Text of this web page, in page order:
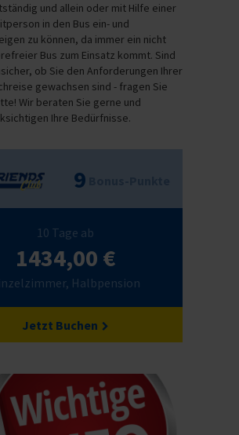
und allein oder mit Hilfe einer
in den Bus ein- und
zu können, da immer ein nicht
Bus zum Einsatz kommt. Sind
ob Sie den Anforderungen Ihrer
gewachsen sind - fragen Sie
Wir beraten Sie gerne und
Ihre Bedürfnisse.
9
10 Tage ab
1434,00 €
Halbpension
Jetzt Buchen